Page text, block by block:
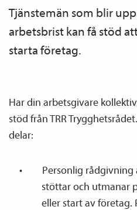
Tjänste­män som blir
arbetsbrist kan få stöd
starta företag.
Har din arbetsgivare
stöd från TRR
delar:
Personlig rådgivning
stöttar och utmanar
eller start av företag.